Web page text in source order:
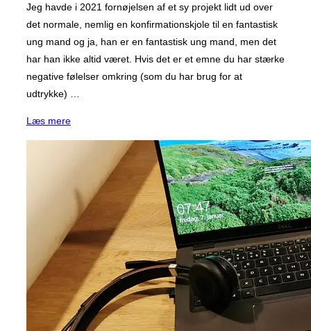
Jeg havde i 2021 fornøjelsen af et sy projekt lidt ud over
det normale, nemlig en konfirmationskjole til en fantastisk
ung mand og ja, han er en fantastisk ung mand, men det
har han ikke altid været. Hvis det er et emne du har stærke
negative følelser omkring (som du har brug for at
udtrykke) …
Læs mere“En
ganske
konfirmationskjole
til
ganske
særlig
mand”